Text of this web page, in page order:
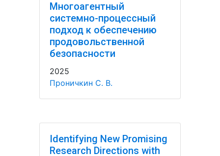
Многоагентный
системно-процессный
подход к обеспечению
продовольственной
безопасности
2025
Проничкин С. В.
Identifying New Promising
Research Directions with